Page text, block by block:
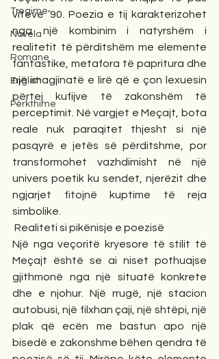
Tregime
Novela
Romane
English
Përkthime
viteve ’90. Poezia e tij karakterizohet
nga një kombinim i natyrshëm i
realitetit të përditshëm me elemente
fantastike, metafora të papritura dhe
një imagjinatë e lirë që e çon lexuesin
përtej kufijve të zakonshëm të
perceptimit. Në vargjet e Meçajt, bota
reale nuk paraqitet thjesht si një
pasqyrë e jetës së përditshme, por
transformohet vazhdimisht në një
univers poetik ku sendet, njerëzit dhe
ngjarjet fitojnë kuptime të reja
simbolike.
Realiteti si pikënisje e poezisë
Një nga veçoritë kryesore të stilit të
Meçajt është se ai niset pothuajse
gjithmonë nga një situatë konkrete
dhe e njohur. Një rrugë, një stacion
autobusi, një filxhan çaji, një shtëpi, një
plak që ecën me bastun apo një
bisedë e zakonshme bëhen qendra të